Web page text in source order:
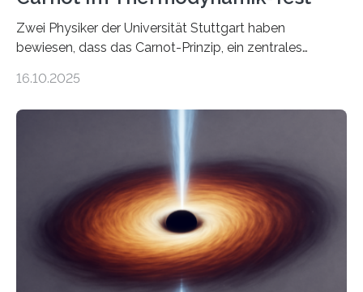
Zwei Physiker der Universität Stuttgart haben
bewiesen, dass das Carnot-Prinzip, ein zentrales
Größenordnung von Atomen gilt, deren physikalische
Quantenmotoren voranbringen. Das
Wissenschaftsjournal Science Advances veröffentlichte
die Herleitung. (DOI: 10.1126/sciadv.adw8462)
Verbrennungsmotoren oder Dampfturbinen sind
Wärmekraftmaschinen: Sie wandeln thermische
Energie in mechanische Bewegung um – oder anders
ausgedrückt, Wärme in Bewegung. In
16.10.2025